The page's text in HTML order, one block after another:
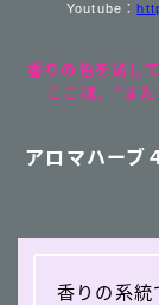
Youtube：
香りの色を通し
ここは、“ま
アロマハーブ
香りの系統